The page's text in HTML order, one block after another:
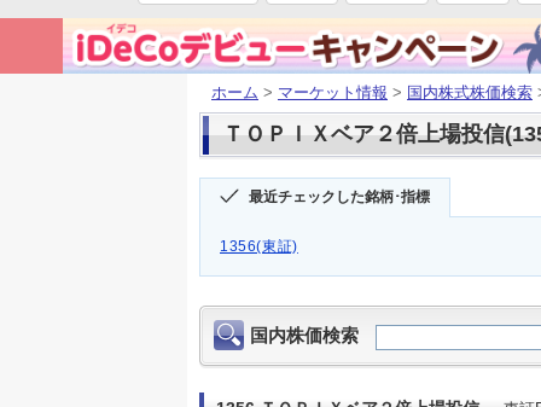
ホーム > マーケット情報 > 国内株式株価検索
ＴＯＰＩＸベア２倍上場投信
最近チェックした銘柄･指標
1356(東証)